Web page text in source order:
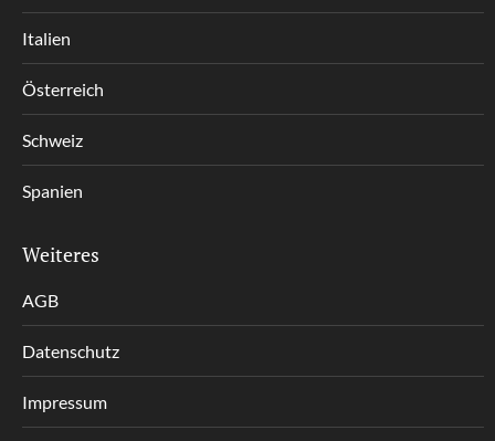
Italien
Österreich
Schweiz
Spanien
Weiteres
AGB
Datenschutz
Impressum